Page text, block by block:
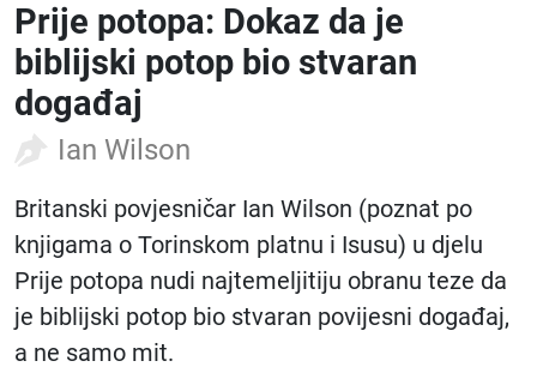
Prije potopa: Dokaz da je
biblijski potop bio stvaran
događaj
Ian Wilson
Britanski povjesničar Ian Wilson (poznat po
knjigama o Torinskom platnu i Isusu) u djelu
Prije potopa nudi najtemeljitiju obranu teze da
je biblijski potop bio stvaran povijesni događaj,
a ne samo mit.